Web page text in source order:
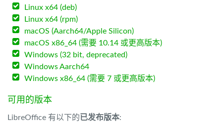
Linux x64 (deb)
Linux x64 (rpm)
macOS (Aarch64/Apple Silicon)
macOS x86_64 (需要 10.14 或更高版本)
Windows (32 bit, deprecated)
Windows Aarch64
Windows x86_64 (需要 7 或更高版本)
可用的版本
LibreOffice 有以下的已发布版本: